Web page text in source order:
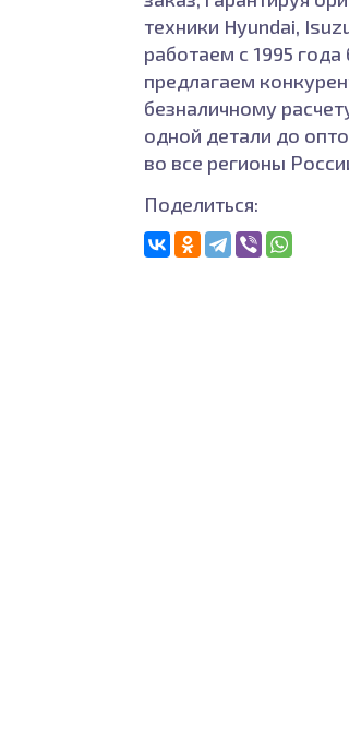
техники Hyundai,
работаем с 1995
предлагаем
безналичному
одной детали до
во все регионы
Поделиться: